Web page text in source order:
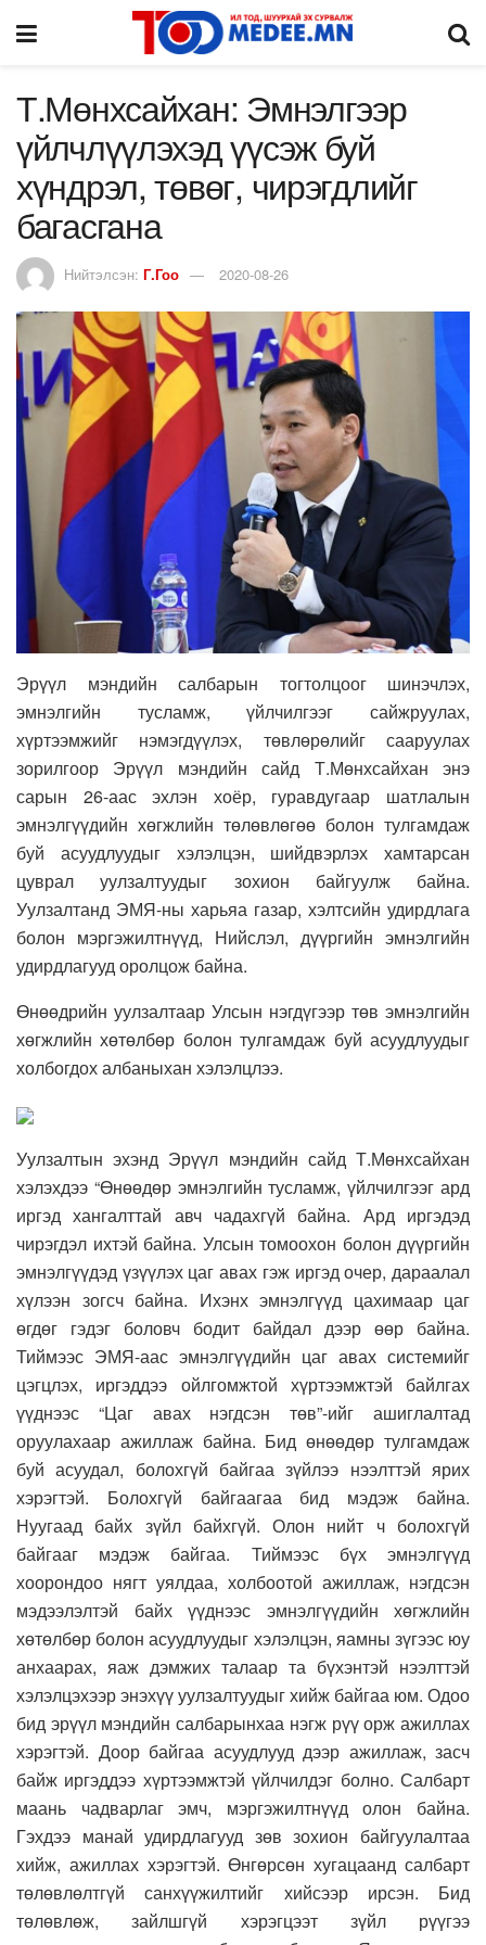
Т.Мөнхсайхан: Эмнэлгээр
үйлчлүүлэхэд үүсэж буй
хүндрэл, төвөг, чирэгдлийг
багасгана
Нийтэлсэн: Г.Гоо 2020-08-26
Эрүүл мэндийн салбарын тогтолцоог шинэчлэх,
эмнэлгийн тусламж, үйлчилгээг сайжруулах,
хүртээмжийг нэмэгдүүлэх, төвлөрөлийг сааруулах
зорилгоор Эрүүл мэндийн сайд Т.Мөнхсайхан энэ
сарын 26-аас эхлэн хоёр, гуравдугаар шатлалын
эмнэлгүүдийн хөгжлийн төлөвлөгөө болон тулгамдаж
буй асуудлуудыг хэлэлцэн, шийдвэрлэх хамтарсан
цуврал уулзалтуудыг зохион байгуулж байна.
Уулзалтанд ЭМЯ-ны харьяа газар, хэлтсийн удирдлага
болон мэргэжилтнүүд, Нийслэл, дүүргийн эмнэлгийн
удирдлагууд оролцож байна.
Өнөөдрийн уулзалтаар Улсын нэгдүгээр төв эмнэлгийн
хөгжлийн хөтөлбөр болон тулгамдаж буй асуудлуудыг
холбогдох албаныхан хэлэлцлээ.
Уулзалтын эхэнд Эрүүл мэндийн сайд Т.Мөнхсайхан
хэлэхдээ “Өнөөдөр эмнэлгийн тусламж, үйлчилгээг ард
иргэд хангалттай авч чадахгүй байна. Ард иргэдэд
чирэгдэл ихтэй байна. Улсын томоохон болон дүүргийн
эмнэлгүүдэд үзүүлэх цаг авах гэж иргэд очер, дараалал
хүлээн зогсч байна. Ихэнх эмнэлгүүд цахимаар цаг
өгдөг гэдэг боловч бодит байдал дээр өөр байна.
Тиймээс ЭМЯ-аас эмнэлгүүдийн цаг авах системийг
цэгцлэх, иргэддээ ойлгомжтой хүртээмжтэй байлгах
үүднээс “Цаг авах нэгдсэн төв”-ийг ашиглалтад
оруулахаар ажиллаж байна. Бид өнөөдөр тулгамдаж
буй асуудал, болохгүй байгаа зүйлээ нээлттэй ярих
хэрэгтэй. Болохгүй байгаагаа бид мэдэж байна.
Нуугаад байх зүйл байхгүй. Олон нийт ч болохгүй
байгааг мэдэж байгаа. Тиймээс бүх эмнэлгүүд
хоорондоо нягт уялдаа, холбоотой ажиллаж, нэгдсэн
мэдээлэлтэй байх үүднээс эмнэлгүүдийн хөгжлийн
хөтөлбөр болон асуудлуудыг хэлэлцэн, яамны зүгээс юу
анхаарах, яаж дэмжих талаар та бүхэнтэй нээлттэй
хэлэлцэхээр энэхүү уулзалтуудыг хийж байгаа юм. Одоо
бид эрүүл мэндийн салбарынхаа нэгж рүү орж ажиллах
хэрэгтэй. Доор байгаа асуудлууд дээр ажиллаж, засч
байж иргэддээ хүртээмжтэй үйлчилдэг болно. Салбарт
маань чадварлаг эмч, мэргэжилтнүүд олон байна.
Гэхдээ манай удирдлагууд зөв зохион байгуулалтаа
хийж, ажиллах хэрэгтэй. Өнгөрсөн хугацаанд салбарт
төлөвлөлтгүй санхүүжилтийг хийсээр ирсэн. Бид
төлөвлөж, зайлшгүй хэрэгцээт зүйл рүүгээ